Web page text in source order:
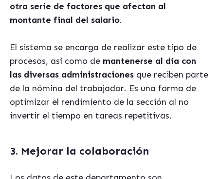
otra serie de factores que afectan al
montante final del salario.
El sistema se encarga de realizar este tipo de
procesos, así como de mantenerse al día con
las diversas administraciones que reciben parte
de la nómina del trabajador. Es una forma de
optimizar el rendimiento de la sección al no
invertir el tiempo en tareas repetitivas.
3. Mejorar la colaboración